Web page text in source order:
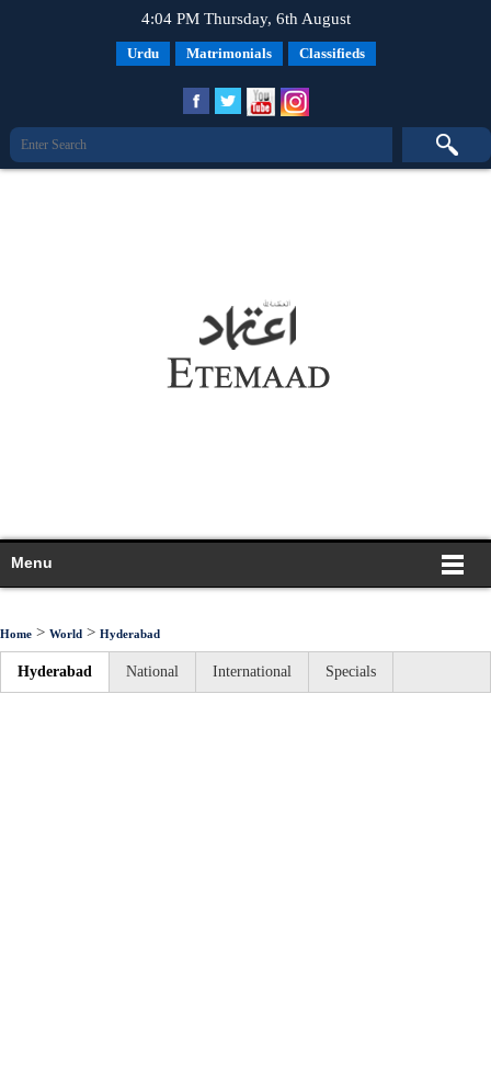
4:04 PM Thursday, 6th August
Urdu Matrimonials Classifieds
Menu
Home > World > Hyderabad
Hyderabad National International Specials